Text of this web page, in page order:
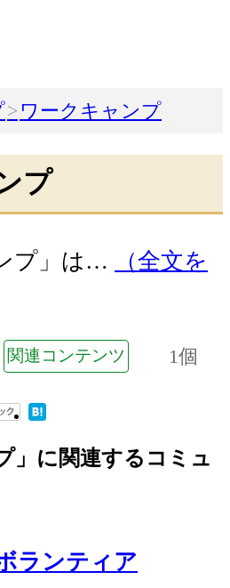
ワークキャンプ
プ
プ」は…
（全文を
関連コンテンツ 1個
」に関連するコミュ
ランティア